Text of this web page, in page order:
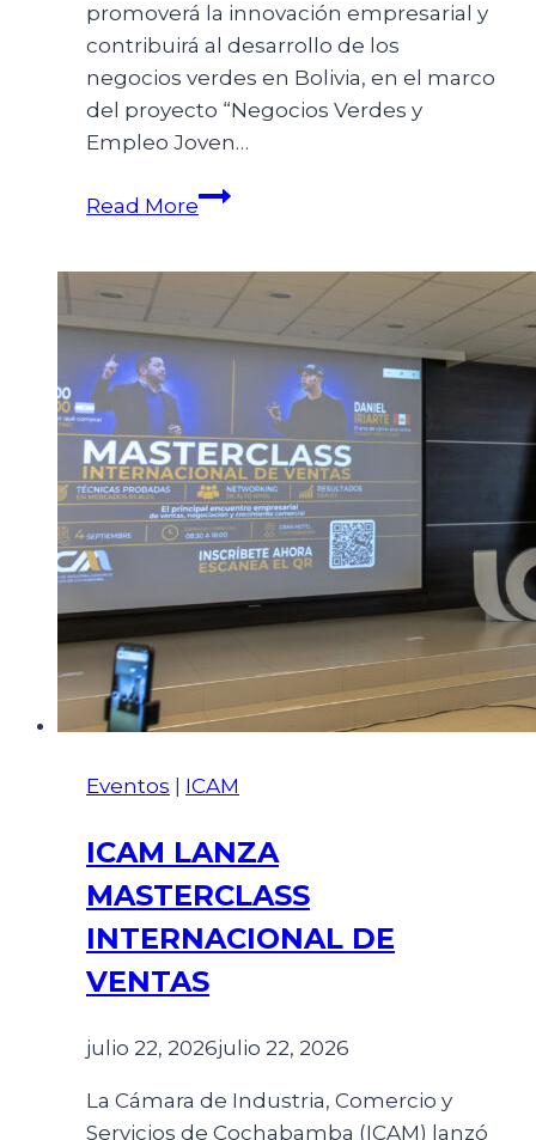
promoverá la innovación empresarial y
contribuirá al desarrollo de los
negocios verdes en Bolivia, en el marco
del proyecto “Negocios Verdes y
Empleo Joven…
Read More
Eventos ICAM
ICAM LANZA
MASTERCLASS
INTERNACIONAL DE
VENTAS
julio 22, 2026julio 22, 2026
La Cámara de Industria, Comercio y
Servicios de Cochabamba (ICAM) lanzó